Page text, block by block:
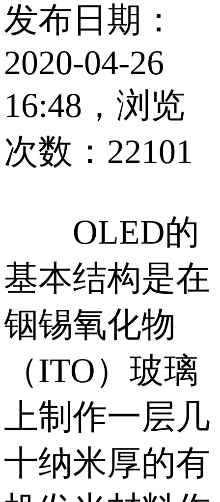
发布日期：
2020-04-26
16:48，浏览
次数：22101
OLED的
基本结构是在
铟锡氧化物
（ITO）玻璃
上制作一层几
十纳米厚的有